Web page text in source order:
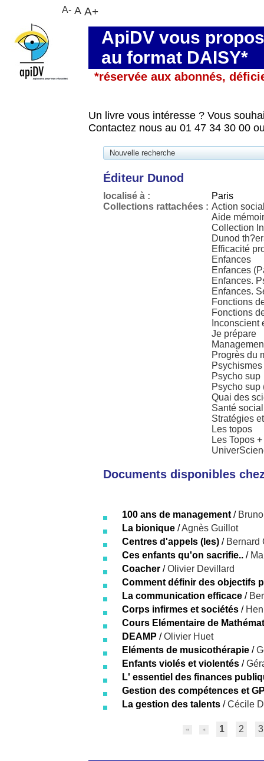
ApiDV vous
au format DAISY*
*réservée aux abonnés,
Un livre vous intéresse ? Vous
Contactez nous au 01 47 34 30 00
Nouvelle recherche
Éditeur Dunod
localisé à :
Paris
Collections rattachées : Action
Aide
Collection
Dunod
Efficacité
Enfances
Enfances
Enfances.
Enfances.
Fonctions
Fonctions
Inconscient
Je prépare
Progrès du
Psychismes
Psycho sup
Psycho sup
Quai des
Santé social
Stratégies
Les topos
Les Topos
Documents disponibles
100 ans de management /
La bionique /Agnès Guillot
Centres d'appels (les) / Bernard
Ces enfants qu'on sacrifie.. /
Coacher /Olivier Devillard
Comment définir des objectifs
La communication efficace /
Corps infirmes et sociétés /
Cours Elémentaire de
DEAMP /Olivier Huet
Eléments de musicothérapie /
Enfants violés et violentés /
L' essentiel des finances
Gestion des compétences et
La gestion des talents /Cécile
1 2 3
A- A A+